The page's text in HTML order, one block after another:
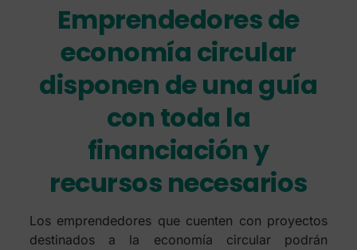
Emprendedores de
economía circular
disponen de una guía
con toda la
financiación y
recursos necesarios
Los emprendedores que cuenten con proyectos
destinados a la economía circular podrán